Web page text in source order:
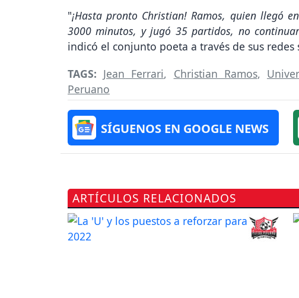
"¡Hasta pronto Christian! Ramos, quien llegó
3000 minutos, y jugó 35 partidos, no
indicó el conjunto poeta a través de sus redes
TAGS: Jean Ferrari, Christian Ramos,
Peruano
SÍGUENOS EN GOOGLE NEWS
ARTÍCULOS RELACIONADOS